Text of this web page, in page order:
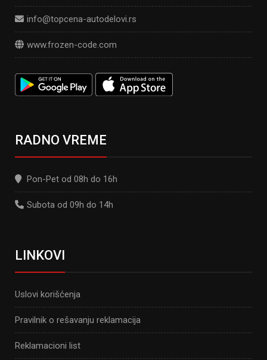
info@topcena-autodelovi.rs
www.frozen-code.com
RADNO VREME
Pon-Pet od 08h do 16h
Subota od 09h do 14h
LINKOVI
Uslovi korišćenja
Pravilnik o rešavanju reklamacija
Reklamacioni list